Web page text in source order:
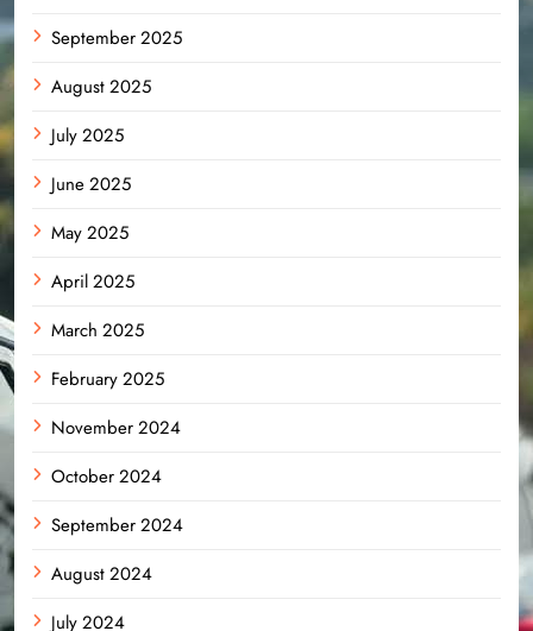
September 2025
August 2025
July 2025
June 2025
May 2025
April 2025
March 2025
February 2025
November 2024
October 2024
September 2024
August 2024
July 2024